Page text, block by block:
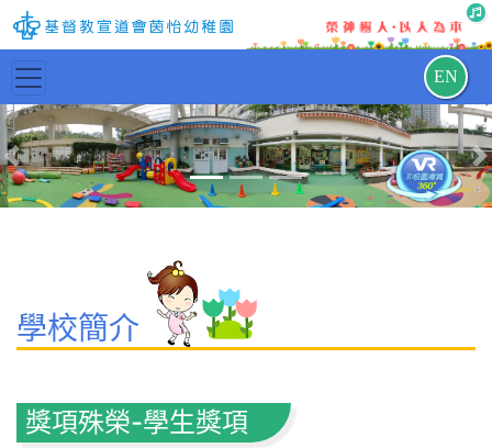
EN
Previous
學校簡介
獎項殊榮-學生獎項